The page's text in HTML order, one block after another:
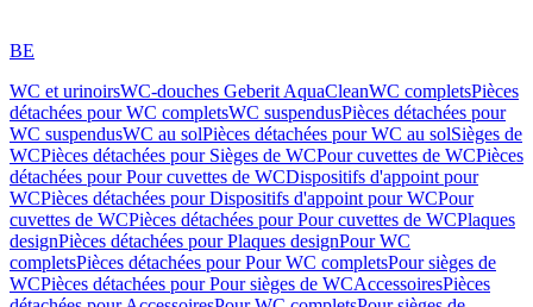
BE
WC et urinoirsWC-douches Geberit AquaCleanWC completsPièces
détachées pour WC completsWC suspendusPièces détachées pour
WC suspendusWC au solPièces détachées pour WC au solSièges de
WCPièces détachées pour Sièges de WCPour cuvettes de WCPièces
détachées pour Pour cuvettes de WCDispositifs d'appoint pour
WCPièces détachées pour Dispositifs d'appoint pour WCPour
cuvettes de WCPièces détachées pour Pour cuvettes de WCPlaques
designPièces détachées pour Plaques designPour WC
completsPièces détachées pour Pour WC completsPour sièges de
WCPièces détachées pour Pour sièges de WCAccessoiresPièces